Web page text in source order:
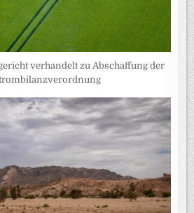
verhandelt zu Abschaffung der